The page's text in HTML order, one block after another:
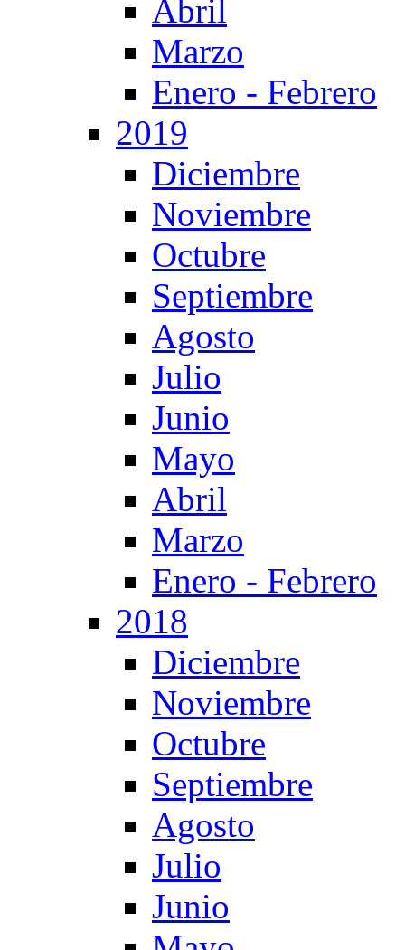
Abril
Marzo
Enero - Febrero
2019
Diciembre
Noviembre
Octubre
Septiembre
Agosto
Julio
Junio
Mayo
Abril
Marzo
Enero - Febrero
2018
Diciembre
Noviembre
Octubre
Septiembre
Agosto
Julio
Junio